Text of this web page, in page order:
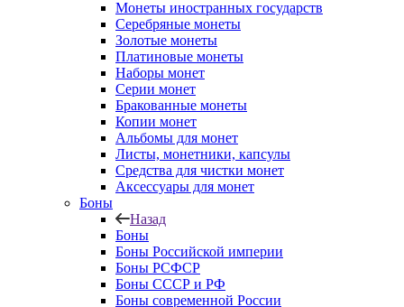
Монеты иностранных государств
Серебряные монеты
Золотые монеты
Платиновые монеты
Наборы монет
Серии монет
Бракованные монеты
Копии монет
Альбомы для монет
Листы, монетники, капсулы
Средства для чистки монет
Аксессуары для монет
Боны
Назад
Боны
Боны Российской империи
Боны РСФСР
Боны СССР и РФ
Боны современной России